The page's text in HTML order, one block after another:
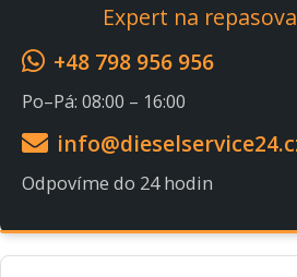
Expert na
+48 798 956 956
Po–Pá: 08:00 – 16:00
Odpovíme do 24 hodin